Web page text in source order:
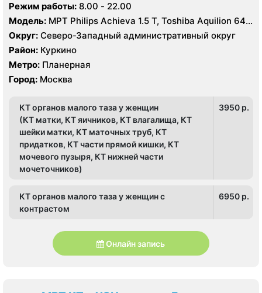
Режим работы: 8.00 - 22.00
Модель: МРТ Philips Achieva 1.5 T, Toshiba Aquilion 64
срезов
Округ: Северо-Западный административный округ
Район: Куркино
Метро: Планерная
Город: Москва
КТ органов малого таза у женщин
(КТ матки, КТ яичников, КТ влагалища, КТ
шейки матки, КТ маточных труб, КТ
придатков, КТ части прямой кишки, КТ
мочевого пузыря, КТ нижней части
мочеточников)
3950 p.
КТ органов малого таза у женщин с
контрастом
6950 p.
Онлайн запись